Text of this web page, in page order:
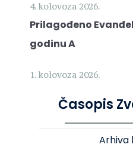
4. kolovoza 2026.
Prilagođeno
godinu A
1. kolovoza 2026.
Časopis
Arhiva